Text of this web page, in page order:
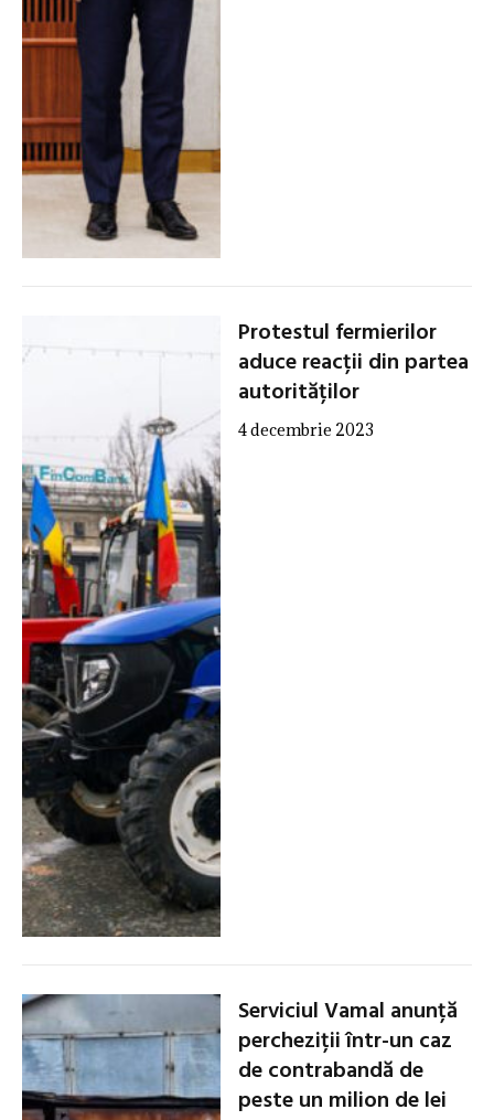
Protestul fermierilor
aduce reacții din partea
autorităților
4 decembrie 2023
Serviciul Vamal anunță
percheziții într-un caz
de contrabandă de
peste un milion de lei